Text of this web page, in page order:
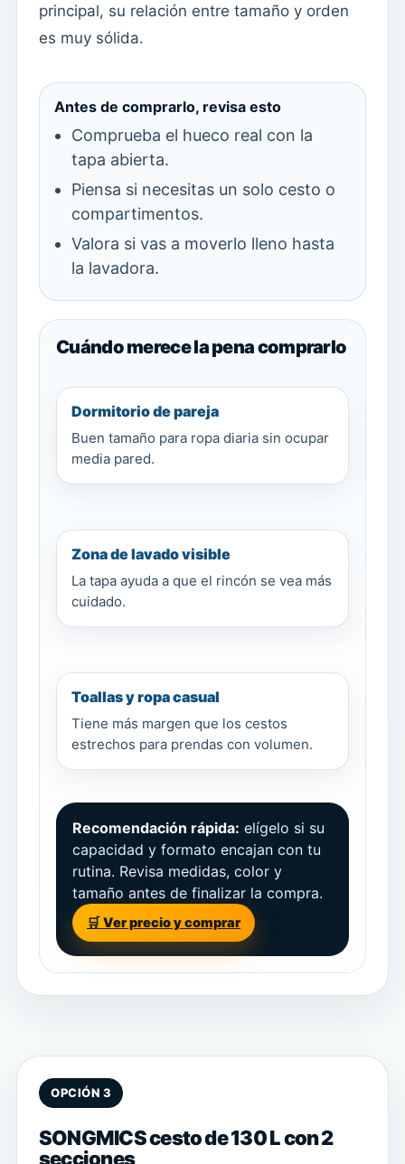
principal, su relación entre tamaño y orden
es muy sólida.
Antes de comprarlo, revisa esto
Comprueba el hueco real con la
tapa abierta.
Piensa si necesitas un solo cesto o
compartimentos.
Valora si vas a moverlo lleno hasta
la lavadora.
Cuándo merece la pena comprarlo
Dormitorio de pareja
Buen tamaño para ropa diaria sin ocupar
media pared.
Zona de lavado visible
La tapa ayuda a que el rincón se vea más
cuidado.
Toallas y ropa casual
Tiene más margen que los cestos
estrechos para prendas con volumen.
Recomendación rápida: elígelo si su
capacidad y formato encajan con tu
rutina. Revisa medidas, color y
tamaño antes de finalizar la compra.
🛒 Ver precio y comprar
OPCIÓN 3
SONGMICS cesto de 130 L con 2
secciones